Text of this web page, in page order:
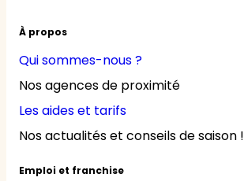
À propos
Qui sommes-nous ?
Nos agences de proximité
Les aides et tarifs
Nos actualités et conseils de saison !
Emploi et franchise